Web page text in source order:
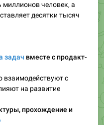
человек, а
десятки тысяч
задач вместе с продакт-
взаимодействуют с
на развитие
прохождение и